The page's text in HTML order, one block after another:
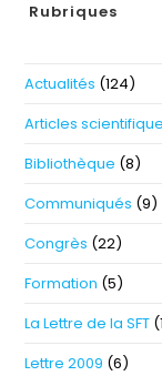
Rubriques
Actualités (124)
Articles
Bibliothèque (8)
Communiqués (9)
Congrès (22)
Formation (5)
La Lettre de la SFT
Lettre 2009 (6)